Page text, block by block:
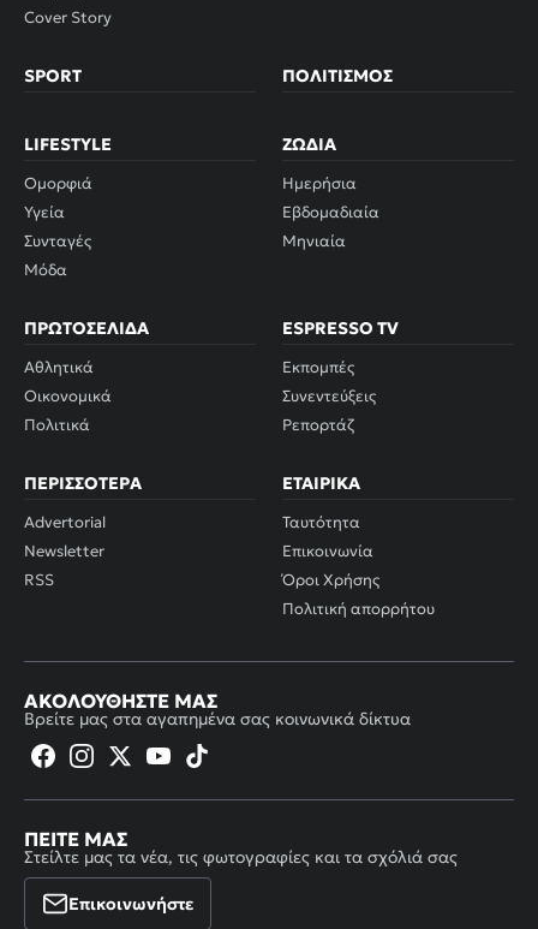
Cover Story
SPORT ΠΟΛΙΤΙΣΜΌΣ
LIFESTYLE
Ομορφιά
Υγεία
Συνταγές
Μόδα
ΖΏΔΙΑ
Ημερήσια
Εβδομαδιαία
Μηνιαία
ΠΡΩΤΟΣΈΛΙΔΑ
Αθλητικά
Οικονομικά
Πολιτικά
ESPRESSO TV
Εκπομπές
Συνεντεύξεις
Ρεπορτάζ
ΠΕΡΙΣΣΌΤΕΡΑ
Advertorial
Newsletter
RSS
ΕΤΑΙΡΙΚΆ
Ταυτότητα
Επικοινωνία
Όροι Χρήσης
Πολιτική απορρήτου
ΑΚΟΛΟΥΘΉΣΤΕ ΜΑΣ
Βρείτε μας στα αγαπημένα σας κοινωνικά δίκτυα
ΠΕΊΤΕ ΜΑΣ
Στείλτε μας τα νέα, τις φωτογραφίες και τα σχόλιά σας
Επικοινωνήστε